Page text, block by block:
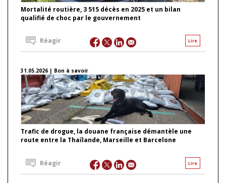
Mortalité routière, 3 515 décès en 2025 et un bilan
qualifié de choc par le gouvernement
Lire
Réagir
31.05.2026 | Bon à savoir
Trafic de drogue, la douane française démantèle une
route entre la Thaïlande, Marseille et Barcelone
Lire
Réagir